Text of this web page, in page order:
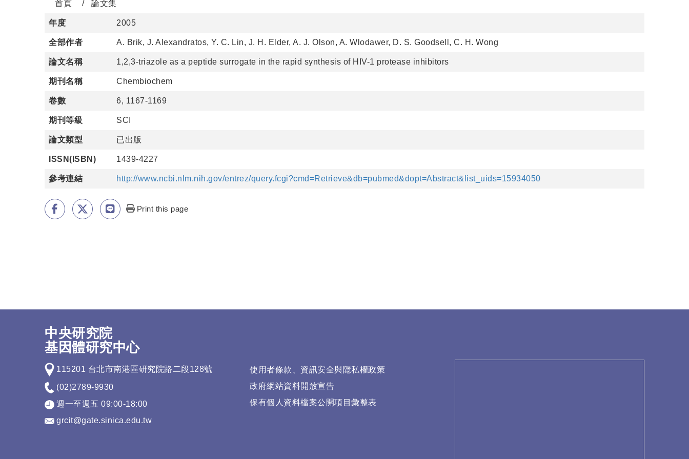
首頁 論文集
年度 2005
全部作者 A. Brik, J. Alexandratos, Y. C. Lin, J. H. Elder, A. J. Olson, A. Wlodawer, D. S. Goodsell, C. H. Wong
論文名稱 1,2,3-triazole as a peptide surrogate in the rapid synthesis of HIV-1 protease inhibitors
期刊名稱 Chembiochem
卷數 6, 1167-1169
期刊等級 SCI
論文類型 已出版
ISSN(ISBN) 1439-4227
參考連結 http://www.ncbi.nlm.nih.gov/entrez/query.fcgi?cmd=Retrieve&db=pubmed&dopt=Abstract&list_uids=15934050
Print this page
中央研究院
基因體研究中心
115201 台北市南港區研究院路二段128號
(02)2789-9930
週一至週五 09:00-18:00
grcit@gate.sinica.edu.tw
使用者條款、資訊安全與隱私權政策
政府網站資料開放宣告
保有個人資料檔案公開項目彙整表